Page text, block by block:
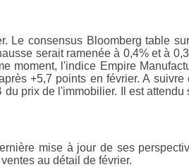
Le consensus Bloomberg table
serait ramenée à 0,4% et à
moment, l'indice Empire
+5,7 points en février. A
prix de l'immobilier. Il est
mise à jour de ses
au détail de février.